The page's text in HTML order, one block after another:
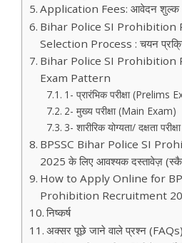
Application Fees: आवेदन शुल्क
Bihar Police SI Prohibition
Selection Process : चयन
Bihar Police SI Prohibition
Exam Pattern
1- प्रारंभिक परीक्षा (Prelims
2- मुख्य परीक्षा (Main Exam)
3- शारीरिक योग्यता/ दक्षता
BPSSC Bihar Police SI
2025 के लिए आवश्यक दस्तावेज़
How to Apply Online for
Prohibition Recruitment
निष्कर्ष
अक्सर पूछे जाने वाले प्रश्न (FAQs)